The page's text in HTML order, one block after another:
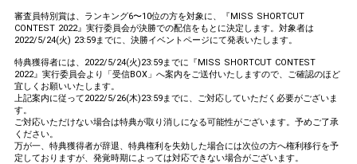
審査員特別賞は、ランキング6〜10位の方を対象に、『MISS SHORTCUT
CONTEST 2022』実行委員会が決勝での配信をもとに決定します。対象者は
2022/5/24(火) 23:59までに、決勝イベントページにて発表いたします。
特典獲得者には、2022/5/24(火)23:59までに『MISS SHORTCUT CONTEST
2022』実行委員会より「受信BOX」へ案内をご送付いたしますので、ご確認のほど
宜しくお願いいたします。
上記案内に従って2022/5/26(木)23:59までに、ご対応していただく必要がございま
す。
ご対応いただけない場合は特典が取り消しになる可能性がございます。予めご了承
ください。
万が一、特典獲得者が辞退、特典権利を失効した場合には次位の方へ権利移行を予
定しておりますが、発覚時期によっては対応できない場合がございます。